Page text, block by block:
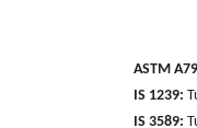
ASTM
IS 1239:
IS 3589: